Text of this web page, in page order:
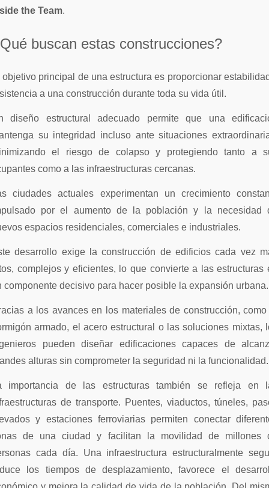
the Team.
buscan estas construcciones?
objetivo principal de una estructura es proporcionar
a una construcción durante toda su vida útil.
diseño estructural adecuado permite que una
su integridad incluso ante situaciones
el riesgo de colapso y protegiendo tanto a
como a las infraestructuras cercanas.
ciudades actuales experimentan un crecimiento
por el aumento de la población y la necesidad
espacios residenciales, comerciales e industriales.
desarrollo exige la construcción de edificios cada vez
complejos y eficientes, lo que convierte a las estructuras
componente decisivo para hacer posible la expansión
a los avances en los materiales de construcción,
armado, el acero estructural o las soluciones mixtas,
pueden diseñar edificaciones capaces de
alturas sin comprometer la seguridad ni la funcionalidad.
importancia de las estructuras también se refleja en
de transporte. Puentes, viaductos, túneles,
y estaciones ferroviarias permiten conectar
de una ciudad y facilitan la movilidad de millones
cada día. Una infraestructura estructuralmente
los tiempos de desplazamiento, favorece el